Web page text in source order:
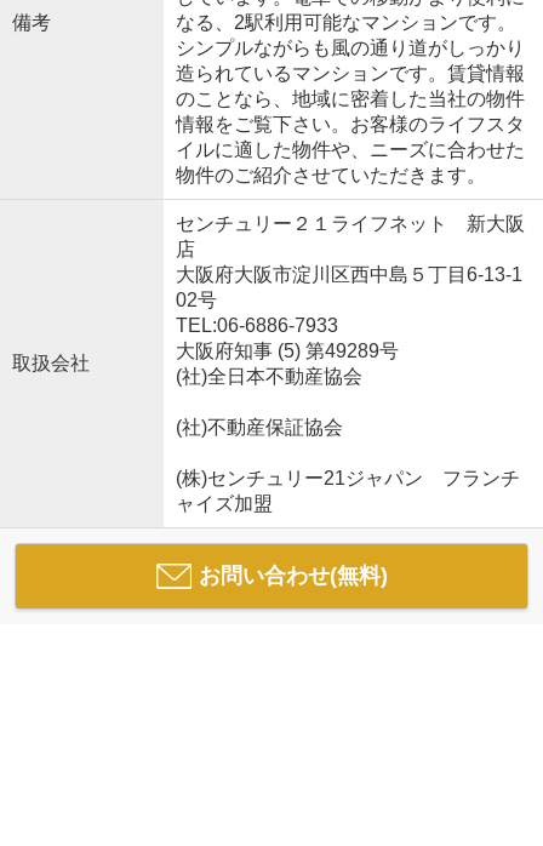
備考
なる、2駅利用可能なマンションです。
シンプルながらも風の通り道がしっかり
造られているマンションです。賃貸情報
のことなら、地域に密着した当社の物件
情報をご覧下さい。お客様のライフスタ
イルに適した物件や、ニーズに合わせた
物件のご紹介させていただきます。
取扱会社
センチュリー２１ライフネット 新大阪
店
大阪府大阪市淀川区西中島５丁目6-13-1
02号
TEL:06-6886-7933
大阪府知事 (5) 第49289号
(社)全日本不動産協会
(社)不動産保証協会
(株)センチュリー21ジャパン フランチ
ャイズ加盟
お問い合わせ(無料)